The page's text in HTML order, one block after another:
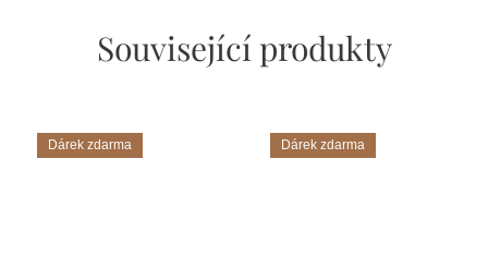
Související produkty
Dárek zdarma Dárek zdarma